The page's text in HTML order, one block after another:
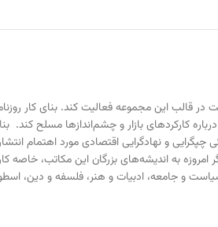
در قالب این مجموعه فعالیت کند. بنای کار
کارکردهای بازار و چشم‌اندازها مسلح
چپگرایی و نهادگرایی اقتصادی مورد اهتمام
امروزه به اندیشه‌های بزرگان این مکاتب،
و جامعه، ادبیات و هنر، فلسفه و دین،